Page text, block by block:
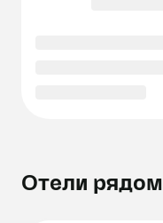
Отели рядом